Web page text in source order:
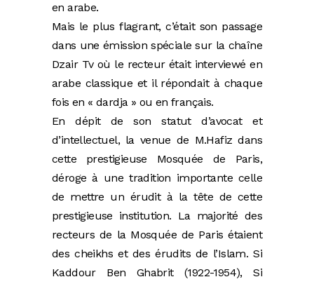
en arabe.
Mais le plus flagrant, c’était son passage
dans une émission spéciale sur la chaîne
Dzair Tv où le recteur était interviewé en
arabe classique et il répondait à chaque
fois en « dardja » ou en français.
En dépit de son statut d’avocat et
d’intellectuel, la venue de M.Hafiz dans
cette prestigieuse Mosquée de Paris,
déroge à une tradition importante celle
de mettre un érudit à la tête de cette
prestigieuse institution. La majorité des
recteurs de la Mosquée de Paris étaient
des cheikhs et des érudits de l’Islam. Si
Kaddour Ben Ghabrit (1922-1954), Si